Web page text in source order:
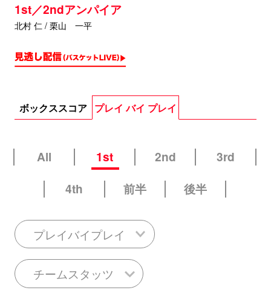
1st／2ndアンパイア
北村 仁 / 栗山 一平
ボックススコア プレイ バイ プレイ
All 1st 2nd
3rd
4th
前半 後半
プレイバイプレイ
チームスタッツ